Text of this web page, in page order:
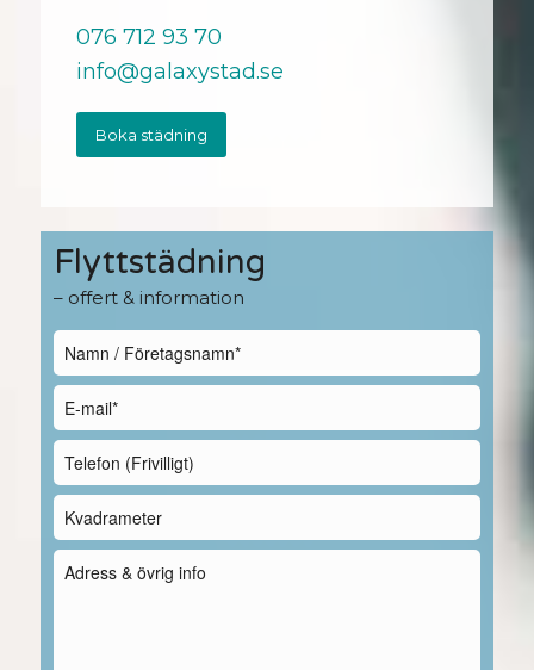
076 712 93 70
info@galaxystad.se
Boka städning
Flyttstädning
– offert & information